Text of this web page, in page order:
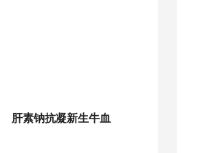
肝素钠抗凝新生牛血